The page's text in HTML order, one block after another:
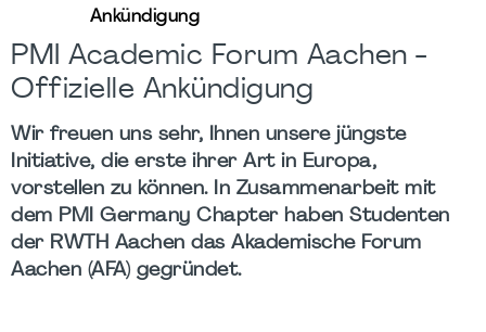
Ankündigung
PMI Academic Forum Aachen -
Offizielle Ankündigung
Wir freuen uns sehr, Ihnen unsere jüngste
Initiative, die erste ihrer Art in Europa,
vorstellen zu können. In Zusammenarbeit mit
dem PMI Germany Chapter haben Studenten
der RWTH Aachen das Akademische Forum
Aachen (AFA) gegründet.